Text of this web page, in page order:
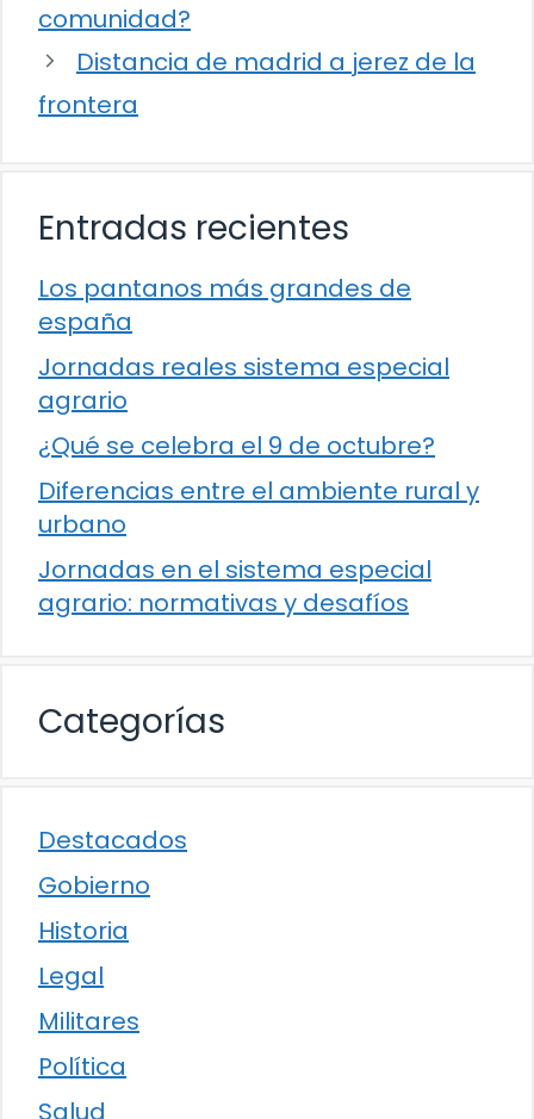
comunidad?
Distancia de madrid a jerez de la
frontera
Entradas recientes
Los pantanos más grandes de
españa
Jornadas reales sistema especial
agrario
¿Qué se celebra el 9 de octubre?
Diferencias entre el ambiente rural y
urbano
Jornadas en el sistema especial
agrario: normativas y desafíos
Categorías
Destacados
Gobierno
Historia
Legal
Militares
Política
Salud